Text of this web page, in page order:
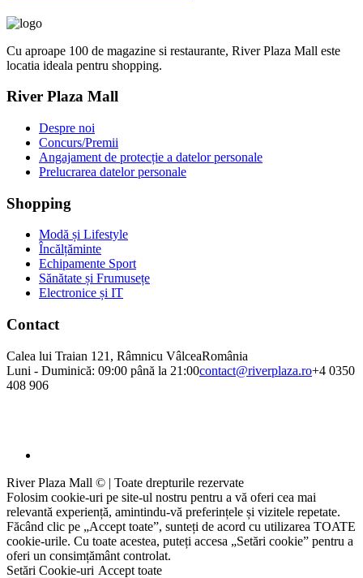
Cu aproape 100 de magazine si restaurante, River Plaza Mall este
locatia ideala pentru shopping.
River Plaza Mall
Despre noi
Concurs/Premii
Angajament de protecție a datelor personale
Prelucrarea datelor personale
Shopping
Modă și Lifestyle
Încălțăminte
Echipamente Sport
Sănătate și Frumusețe
Electronice și IT
Contact
Calea lui Traian 121, Râmnicu VâlceaRomânia
Luni - Duminică: 09:00 până la 21:00contact@riverplaza.ro+4 0350
408 906
River Plaza Mall © | Toate drepturile rezervate
Folosim cookie-uri pe site-ul nostru pentru a vă oferi cea mai
relevantă experiență, amintindu-vă preferințele și vizitele repetate.
Făcând clic pe „Accept toate”, sunteți de acord cu utilizarea TOATE
cookie-urile. Cu toate acestea, puteți accesa „Setări cookie” pentru a
oferi un consimțământ controlat.
Setări Cookie-uri Accept toate